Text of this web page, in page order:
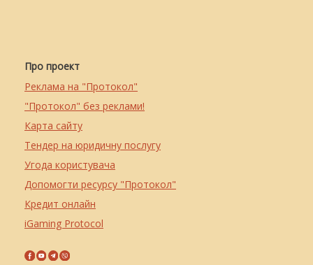
Про проект
Реклама на "Протокол"
"Протокол" без реклами!
Карта сайту
Тендер на юридичну послугу
Угода користувача
Допомогти ресурсу "Протокол"
Кредит онлайн
iGaming Protocol